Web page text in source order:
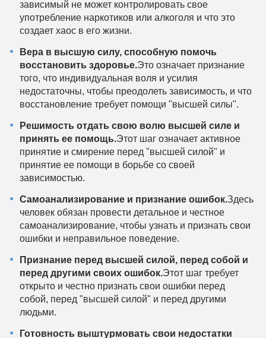
зависимый не может контролировать свое
употребление наркотиков или алкоголя и что это
создает хаос в его жизни.
Вера в высшую силу, способную помочь
восстановить здоровье.Это означает признание
того, что индивидуальная воля и усилия
недостаточны, чтобы преодолеть зависимость, и что
восстановление требует помощи "высшей силы".
Решимость отдать свою волю высшей силе и
принять ее помощь.Этот шаг означает активное
принятие и смирение перед "высшей силой" и
принятие ее помощи в борьбе со своей
зависимостью.
Самоанализирование и признание ошибок.Здесь
человек обязан провести детальное и честное
самоанализирование, чтобы узнать и признать свои
ошибки и неправильное поведение.
Признание перед высшей силой, перед собой и
перед другими своих ошибок.Этот шаг требует
открыто и честно признать свои ошибки перед
собой, перед "высшей силой" и перед другими
людьми.
Готовность выштурмовать свои недостатки